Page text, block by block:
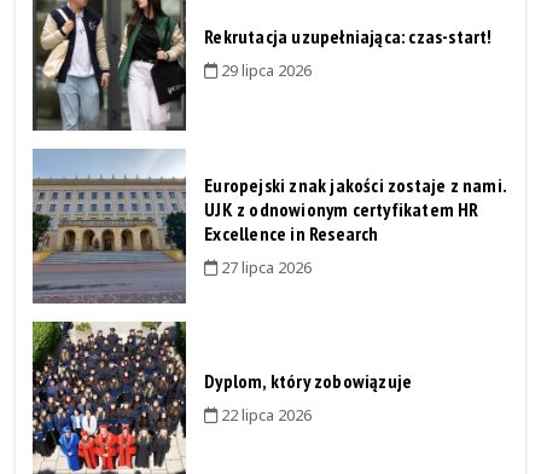
Rekrutacja uzupełniająca: czas-start!
29 lipca 2026
Europejski znak jakości zostaje z nami.
UJK z odnowionym certyfikatem HR
Excellence in Research
27 lipca 2026
Dyplom, który zobowiązuje
22 lipca 2026